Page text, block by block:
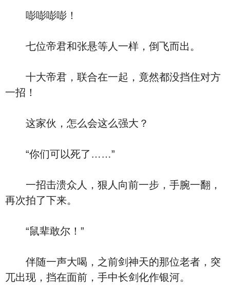
嘭嘭嘭嘭！
七位帝君和张悬等人一样，倒飞而出。
十大帝君，联合在一起，竟然都没挡住对方
一招！
这家伙，怎么会这么强大？
“你们可以死了……”
一招击溃众人，狠人向前一步，手腕一翻，
再次拍了下来。
“鼠辈敢尔！”
伴随一声大喝，之前剑神天的那位老者，突
兀出现，挡在面前，手中长剑化作银河。